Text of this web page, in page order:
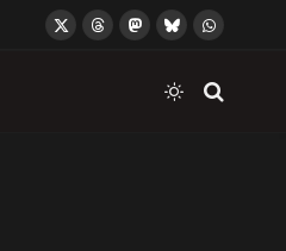
X
ThreadsMastodon
BlueskyWhatsApp